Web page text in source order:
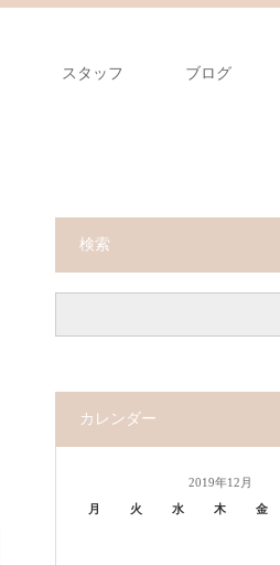
スタッフ ブログ
検索
カレンダー
2019年12月
月
火 水 木 金